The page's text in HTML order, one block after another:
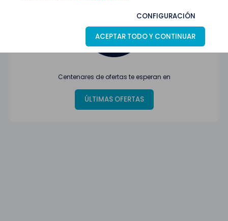
CONFIGURACIÓN
ACEPTAR TODO Y CONTINUAR
Centenares de ofertas te esperan en
ÚLTIMAS OFERTAS